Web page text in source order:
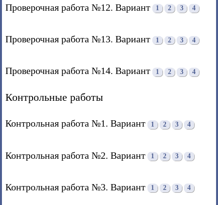
Проверочная работа №12. Вариант 1 2 3 4
Проверочная работа №13. Вариант 1 2 3 4
Проверочная работа №14. Вариант 1 2 3 4
Контрольные работы
Контрольная работа №1. Вариант 1 2 3 4
Контрольная работа №2. Вариант 1 2 3 4
Контрольная работа №3. Вариант 1 2 3 4